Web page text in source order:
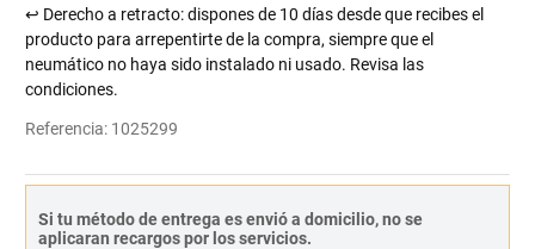
↩ Derecho a retracto: dispones de 10 días desde que recibes el
producto para arrepentirte de la compra, siempre que el
neumático no haya sido instalado ni usado. Revisa las
condiciones.
Referencia: 1025299
Si tu método de entrega es envió a domicilio, no se
aplicaran recargos por los servicios.